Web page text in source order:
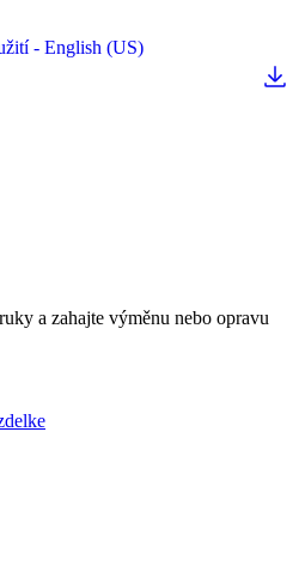
- English (US)
a zahajte výměnu nebo opravu